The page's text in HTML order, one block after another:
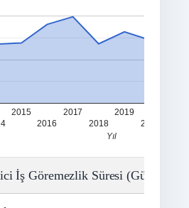
2015
2016
2017
2018
2019
2020
Yıl
İş Göremezlik Süresi (Gün)